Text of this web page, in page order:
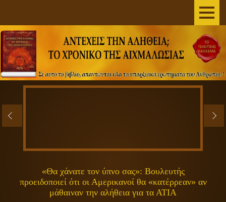
«Θα χάνατε τον ύπνο σας»: Βουλευτής
προειδοποιεί ότι οι Αμερικανοί θα «κατέρρεαν» αν
μάθαιναν την αλήθεια για τα ΑΤΙΑ
AΡΧΙΚΗ
ΣΥΓΓΡΑΦΕΑΣ
ΠΝΕΥΜΑΤΙΚΟΤΗΤΑ
ΕΚΠΟΜΠΕΣ